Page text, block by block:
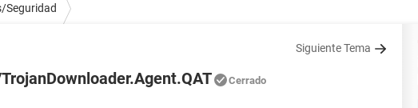
Seguridad
Siguiente Tema
Cerrado